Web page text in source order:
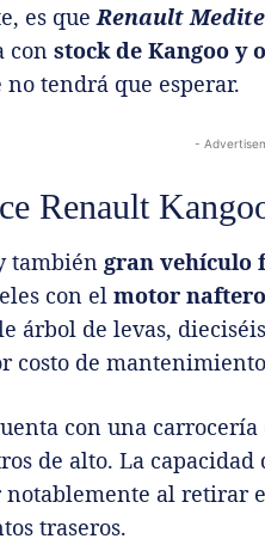
es que Renault
con stock de Kangoo y
tendrá que esperar.
-
Renault
también gran vehículo
con el motor naftero
árbol de levas,
costo de
con una
de alto. La
notablemente al retirar
traseros.